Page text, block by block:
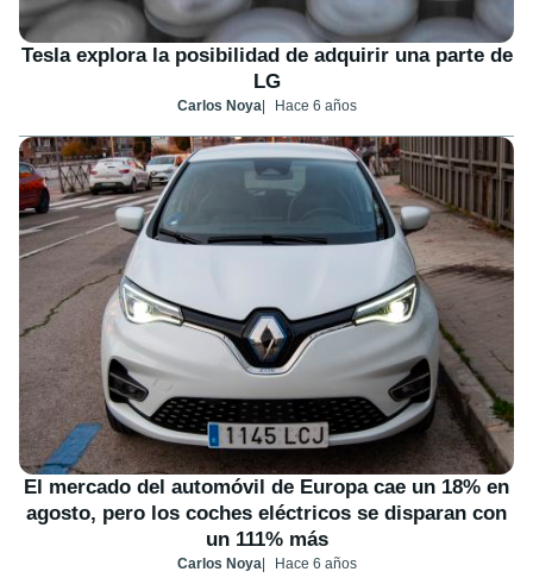
Tesla explora la posibilidad de adquirir una parte de
LG
Carlos Noya Hace 6 años
El mercado del automóvil de Europa cae un 18% en
agosto, pero los coches eléctricos se disparan con
un 111% más
Carlos Noya Hace 6 años